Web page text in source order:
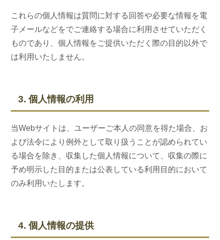
これらの個人情報は質問に対する回答や必要な情報を電
子メールなどをでご連絡する場合に利用させていただく
ものであり、個人情報をご提供いただく際の目的以外で
は利用いたしません。
3. 個人情報の利用
当Webサイトは、ユーザーご本人の同意を得た場合、お
よび法令により例外として取り扱うことが認められてい
る場合を除き、収集した個人情報について、収集の際に
予め明示した目的または公表している利用目的において
のみ利用いたします。
4. 個人情報の提供